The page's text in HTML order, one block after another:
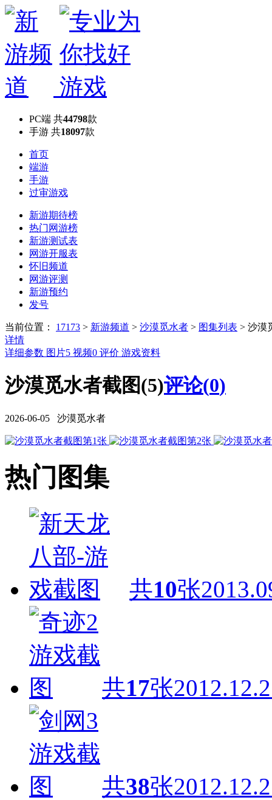
PC端 共44798款
手游 共18097款
首页
端游
手游
过审游戏
新游期待榜
热门网游榜
新游测试表
网游开服表
怀旧频道
网游评测
新游预约
发号
当前位置： 17173 > 新游频道 > 沙漠觅水者 > 图集列表 > 沙漠
详情
详细参数 图片5 视频0 评价 游戏资料
沙漠觅水者截图(5)评论(0)
2026-06-05 沙漠觅水者
热门图集
共10张
共17张
共38张